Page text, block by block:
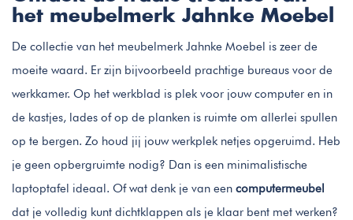
het meubelmerk Jahnke Moebel
De collectie van het meubelmerk Jahnke Moebel is zeer de
moeite waard. Er zijn bijvoorbeeld prachtige bureaus voor de
werkkamer. Op het werkblad is plek voor jouw computer en in
de kastjes, lades of op de planken is ruimte om allerlei spullen
op te bergen. Zo houd jij jouw werkplek netjes opgeruimd. Heb
je geen opbergruimte nodig? Dan is een minimalistische
laptoptafel ideaal. Of wat denk je van een computermeubel
dat je volledig kunt dichtklappen als je klaar bent met werken?